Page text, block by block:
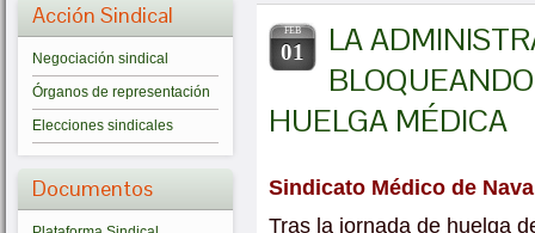
Acción Sindical
Negociación sindical
Órganos de representación
Elecciones sindicales
Documentos
FEB
01
LA
HUELGA MÉDICA
Sindicato Médico de
Tras la jornada de huelga